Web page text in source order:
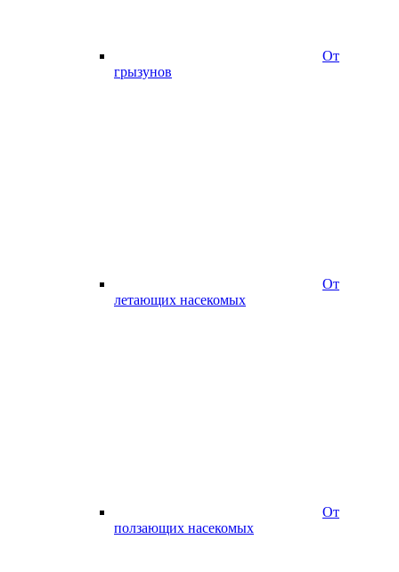
От
грызунов
От
летающих насекомых
От
ползающих насекомых